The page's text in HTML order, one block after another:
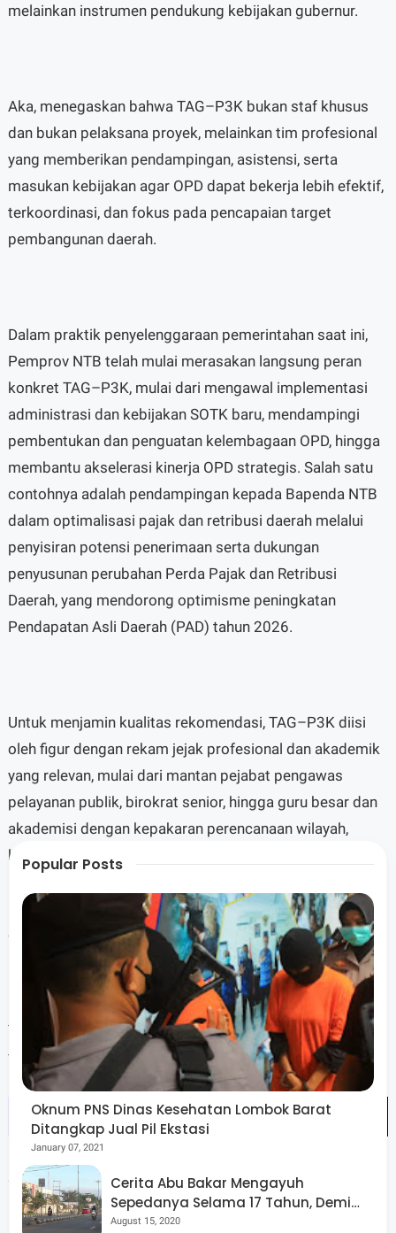
melainkan instrumen pendukung kebijakan gubernur.
Aka, menegaskan bahwa TAG–P3K bukan staf khusus
dan bukan pelaksana proyek, melainkan tim profesional
yang memberikan pendampingan, asistensi, serta
masukan kebijakan agar OPD dapat bekerja lebih efektif,
terkoordinasi, dan fokus pada pencapaian target
pembangunan daerah.
Dalam praktik penyelenggaraan pemerintahan saat ini,
Pemprov NTB telah mulai merasakan langsung peran
konkret TAG–P3K, mulai dari mengawal implementasi
administrasi dan kebijakan SOTK baru, mendampingi
pembentukan dan penguatan kelembagaan OPD, hingga
membantu akselerasi kinerja OPD strategis. Salah satu
contohnya adalah pendampingan kepada Bapenda NTB
dalam optimalisasi pajak dan retribusi daerah melalui
penyisiran potensi penerimaan serta dukungan
penyusunan perubahan Perda Pajak dan Retribusi
Daerah, yang mendorong optimisme peningkatan
Pendapatan Asli Daerah (PAD) tahun 2026.
Untuk menjamin kualitas rekomendasi, TAG–P3K diisi
oleh figur dengan rekam jejak profesional dan akademik
yang relevan, mulai dari mantan pejabat pengawas
pelayanan publik, birokrat senior, hingga guru besar dan
akademisi dengan kepakaran perencanaan wilayah,
kebijakan publik, serta pembangunan manusia.
bersifat objektif, berbasis data, dan dapat dieksekusi
dalam sistem pemerintahan daerah.
Terkait anggaran, Pemprov NTB menegaskan prinsip
value for money.
“Yang dilihat bukan semata biaya, tetapi hasilnya. Jika
melalui pendampingan profesional kebijakan lebih cepat
Popular Posts
Oknum PNS Dinas Kesehatan Lombok Barat
Ditangkap Jual Pil Ekstasi
January 07, 2021
Cerita Abu Bakar Mengayuh
Sepedanya Selama 17 Tahun, Demi
Menggelorakan Kemerdekaan
August 15, 2020